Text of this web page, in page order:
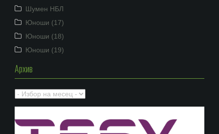
Шумен НБЛ
Юноши (17)
Юноши (18)
Юноши (19)
Архив
Архив